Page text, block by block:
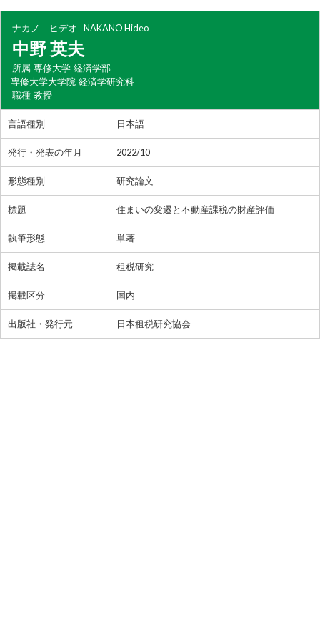
ナカノ ヒデオ NAKANO Hideo
中野 英夫
所属 専修大学 経済学部
専修大学大学院 経済学研究科
職種 教授
言語種別 日本語
発行・発表の年月 2022/10
形態種別 研究論文
標題 住まいの変遷と不動産課税の財産評価
執筆形態 単著
掲載誌名 租税研究
掲載区分 国内
出版社・発行元 日本租税研究協会